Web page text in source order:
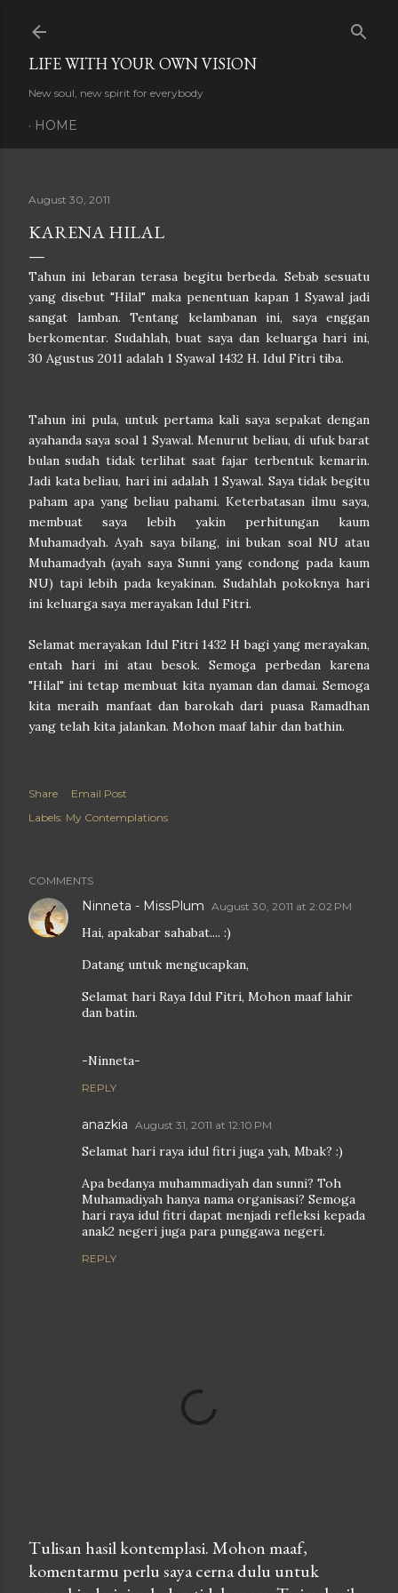
LIFE WITH YOUR OWN VISION
New soul, new spirit for everybody
HOME
August 30, 2011
KARENA HILAL
Tahun ini lebaran terasa begitu berbeda. Sebab sesuatu
yang disebut "Hilal" maka penentuan kapan 1 Syawal jadi
sangat lamban. Tentang kelambanan ini, saya enggan
berkomentar. Sudahlah, buat saya dan keluarga hari ini,
30 Agustus 2011 adalah 1 Syawal 1432 H. Idul Fitri tiba.
Tahun ini pula, untuk pertama kali saya sepakat dengan
ayahanda saya soal 1 Syawal. Menurut beliau, di ufuk barat
bulan sudah tidak terlihat saat fajar terbentuk kemarin.
Jadi kata beliau, hari ini adalah 1 Syawal. Saya tidak begitu
paham apa yang beliau pahami. Keterbatasan ilmu saya,
membuat saya lebih yakin perhitungan kaum
Muhamadyah. Ayah saya bilang, ini bukan soal NU atau
Muhamadyah (ayah saya Sunni yang condong pada kaum
NU) tapi lebih pada keyakinan. Sudahlah pokoknya hari
ini keluarga saya merayakan Idul Fitri.
Selamat merayakan Idul Fitri 1432 H bagi yang merayakan,
entah hari ini atau besok. Semoga perbedan karena
"Hilal" ini tetap membuat kita nyaman dan damai. Semoga
kita meraih manfaat dan barokah dari puasa Ramadhan
yang telah kita jalankan. Mohon maaf lahir dan bathin.
Share
Email Post
Labels: My Contemplations
COMMENTS
Ninneta - MissPlum August 30, 2011 at 2:02 PM
Hai, apakabar sahabat.... :)
Datang untuk mengucapkan,
Selamat hari Raya Idul Fitri, Mohon maaf lahir
dan batin.
-Ninneta-
REPLY
anazkia August 31, 2011 at 12:10 PM
Selamat hari raya idul fitri juga yah, Mbak? :)
Apa bedanya muhammadiyah dan sunni? Toh
Muhamadiyah hanya nama organisasi? Semoga
hari raya idul fitri dapat menjadi refleksi kepada
anak2 negeri juga para punggawa negeri.
REPLY
P
Tulisan hasil kontemplasi. Mohon maaf,
komentarmu perlu saya cerna dulu untuk